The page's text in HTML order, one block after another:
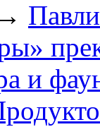
→
и